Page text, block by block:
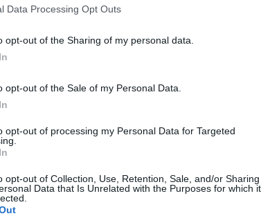
Data Processing Opt Outs
opt-out of the Sharing of my personal data.
opt-out of the Sale of my Personal Data.
opt-out of processing my Personal Data for Targeted
opt-out of Collection, Use, Retention, Sale, and/or Sharing
Data that Is Unrelated with the Purposes for which it
nella sezioneLogindal menù del sito o
i tuoi video e le tue foto
+39 345 356 7512